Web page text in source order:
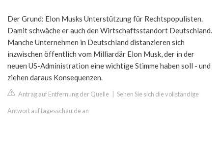
Der Grund: Elon Musks Unterstützung für Rechtspopulisten.
Damit schwäche er auch den Wirtschaftsstandort Deutschland.
Manche Unternehmen in Deutschland distanzieren sich
inzwischen öffentlich vom Milliardär Elon Musk, der in der
neuen US-Administration eine wichtige Stimme haben soll - und
ziehen daraus Konsequenzen.
Antrag auf Entfernung der Quelle Sehen Sie sich die vollständige
Antwort auf tagesschau.de an